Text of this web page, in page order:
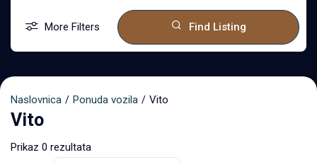
More Filters Find Listing
Naslovnica Ponuda vozila Vito
Vito
Prikaz 0 rezultata